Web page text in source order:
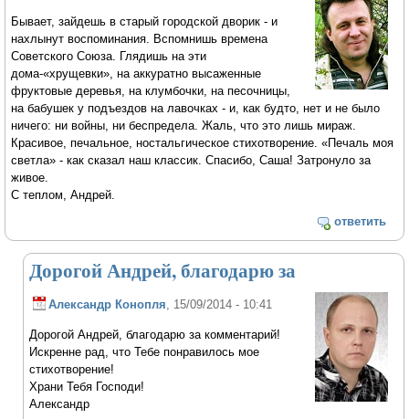
Бывает, зайдешь в старый городской дворик - и
нахлынут воспоминания. Вспомнишь времена
Советского Союза. Глядишь на эти
дома-«хрущевки», на аккуратно высаженные
фруктовые деревья, на клумбочки, на песочницы,
на бабушек у подъездов на лавочках - и, как будто, нет и не было
ничего: ни войны, ни беспредела. Жаль, что это лишь мираж.
Красивое, печальное, ностальгическое стихотворение. «Печаль моя
светла» - как сказал наш классик. Спасибо, Саша! Затронуло за
живое.
С теплом, Андрей.
ответить
Дорогой Андрей, благодарю за
Александр Конопля, 15/09/2014 - 10:41
Дорогой Андрей, благодарю за комментарий!
Искренне рад, что Тебе понравилось мое
стихотворение!
Храни Тебя Господи!
Александр